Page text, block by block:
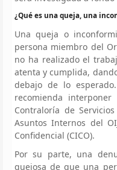
¿Qué es una queja, una
Una queja o
persona miembro del
no ha realizado el
atenta y cumplida,
debajo de lo
recomienda
Contraloría de
Asuntos Internos del
Confidencial (CICO).
Por su parte, una
quejosa de que una